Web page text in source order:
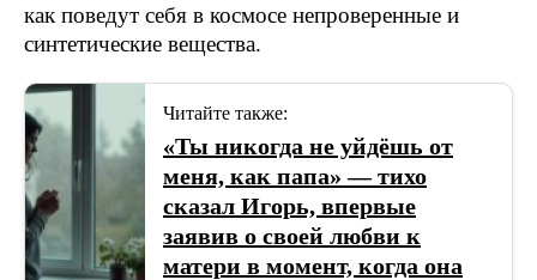
как поведут себя в космосе непроверенные и
синтетические вещества.
Читайте также:
«Ты никогда не уйдёшь от
меня, как папа» — тихо
сказал Игорь, впервые
заявив о своей любви к
матери в момент, когда она